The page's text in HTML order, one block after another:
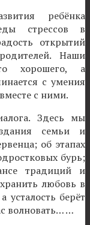
ребёнка
стрессов в
открытий
Наши
хорошего, а
с умения
с ними.
Здесь мы
семьи и
об этапах
бурь;
традиций и
любовь в
усталость берёт
волновать… …